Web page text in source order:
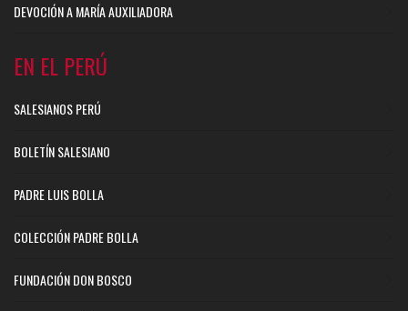
DEVOCIÓN A MARÍA AUXILIADORA
EN EL PERÚ
SALESIANOS PERÚ
BOLETÍN SALESIANO
PADRE LUIS BOLLA
COLECCIÓN PADRE BOLLA
FUNDACIÓN DON BOSCO